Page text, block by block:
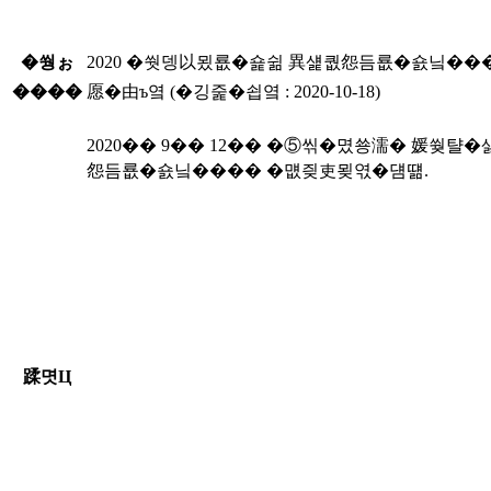
�쒕ぉ
2020 �쒓뎅以묐룞�숉쉶 異섍퀎怨듬룞�숈닠
���� 愿�由ъ옄 (�깅줉�쇱옄 : 2020-10-18)
蹂몃Ц
2020�� 9�� 12�� �⑤씪�몄쑝濡� 媛쒖턀�
怨듬룞�숈닠���� �먮즺吏묒엯�덈떎.